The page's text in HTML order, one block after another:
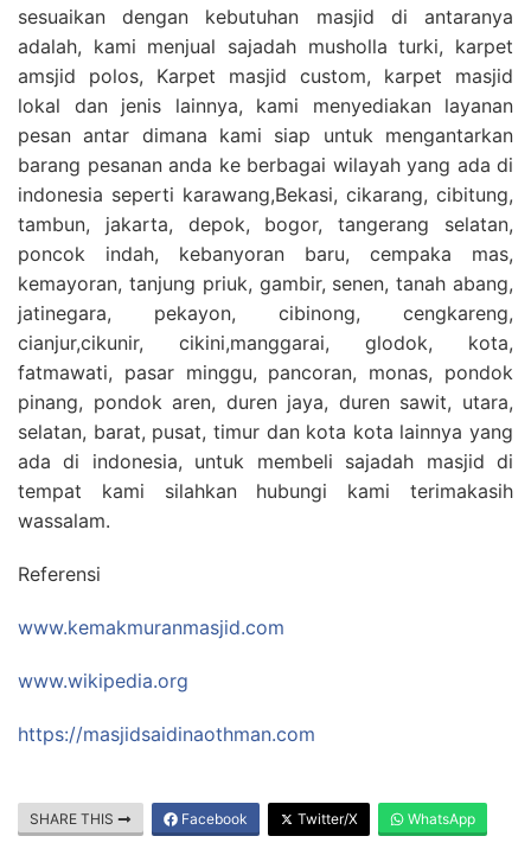
sesuaikan dengan kebutuhan masjid di antaranya
adalah, kami menjual sajadah musholla turki, karpet
amsjid polos, Karpet masjid custom, karpet masjid
lokal dan jenis lainnya, kami menyediakan layanan
pesan antar dimana kami siap untuk mengantarkan
barang pesanan anda ke berbagai wilayah yang ada di
indonesia seperti karawang,Bekasi, cikarang, cibitung,
tambun, jakarta, depok, bogor, tangerang selatan,
poncok indah, kebanyoran baru, cempaka mas,
kemayoran, tanjung priuk, gambir, senen, tanah abang,
jatinegara, pekayon, cibinong, cengkareng,
cianjur,cikunir, cikini,manggarai, glodok, kota,
fatmawati, pasar minggu, pancoran, monas, pondok
pinang, pondok aren, duren jaya, duren sawit, utara,
selatan, barat, pusat, timur dan kota kota lainnya yang
ada di indonesia, untuk membeli sajadah masjid di
tempat kami silahkan hubungi kami terimakasih
wassalam.
Referensi
www.kemakmuranmasjid.com
www.wikipedia.org
https://masjidsaidinaothman.com
SHARE THIS Facebook Twitter/X WhatsApp